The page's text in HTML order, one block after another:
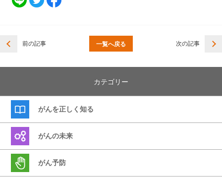
前の記事 一覧へ戻る 次の記事
カテゴリー
がんを正しく知る
がんの未来
がん予防